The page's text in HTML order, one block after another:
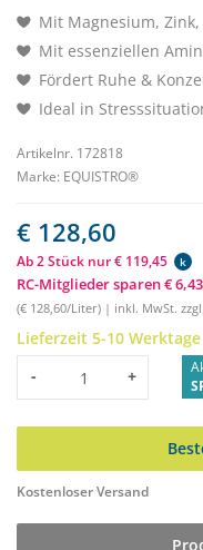
Mit Magnesium,
Mit essenziellen
Fördert Ruhe &
Ideal in
Artikelnr. 172818
Marke: EQUISTRO®
€ 128,60
Ab 2 Stück nur € 119,45 k
RC-Mitglieder sparen € 6,43
(€ 128,60/Liter) | inkl. MwSt. zzgl.
Lieferzeit 5-10 Werktage
Menge
- +
Kostenloser Versand